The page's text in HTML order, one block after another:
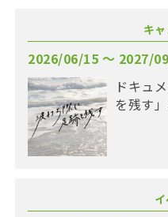
キ
2026/06/15 〜 2027/
ドキュ
を残す